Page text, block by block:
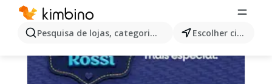
Pesquisa de lojas, categorias,produtos... Escolher cidade